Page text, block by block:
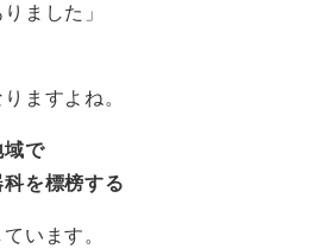
ました」
ますよね。
域で
を標榜する
います。